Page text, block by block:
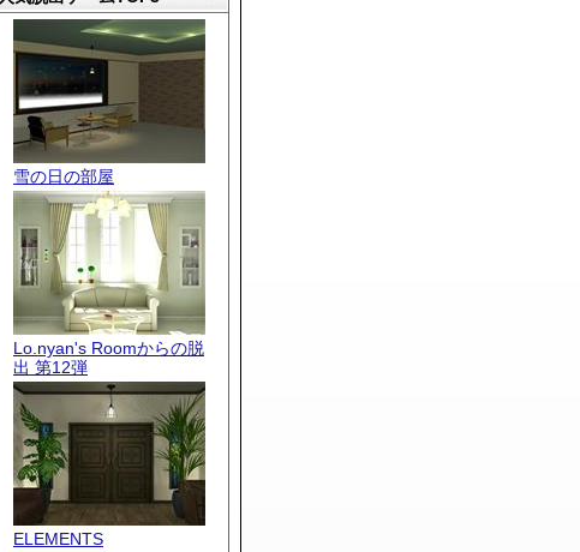
雪の日の部屋
Lo.nyan's Roomからの脱
出 第12弾
ELEMENTS